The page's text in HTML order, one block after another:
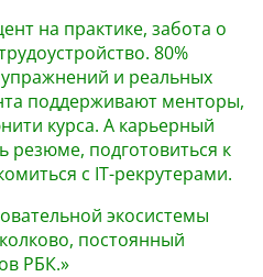
на практике, забота о
80%
и реальных
поддерживают менторы,
курса. А карьерный
резюме, подготовиться к
с IT-рекрутерами.
экосистемы
постоянный
РБК.»